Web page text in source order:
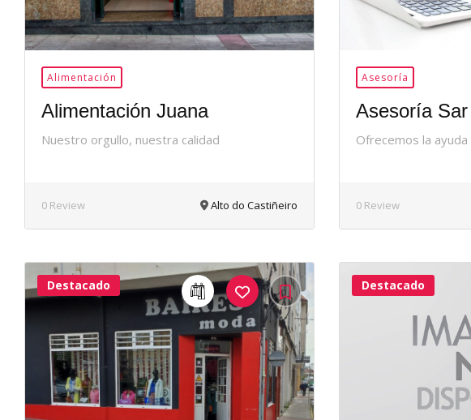
Alimentación
Alimentación Juana
Nuestro orgullo, nuestra calidad
0 Review Alto do Castiñeiro
Asesoría
Asesoría Sar
Ofrecemos la
0 Review
24Me
Gusta
Destacado Destacado